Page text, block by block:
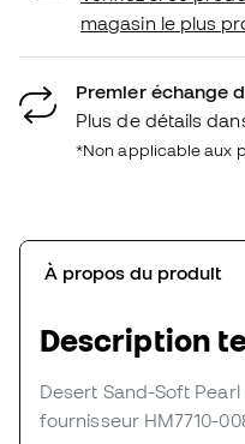
magasin le plus
Premier échange
Plus de détails
*Non applicable aux
À propos du produit
Description
Desert Sand-Soft Pearl
fournisseur HM7710-